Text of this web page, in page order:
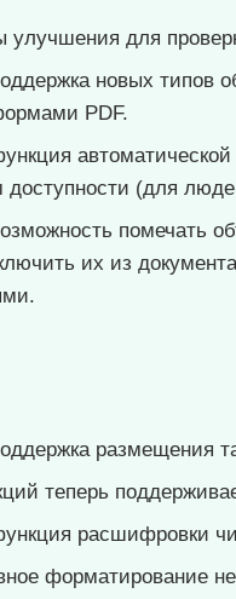
улучшения для
новых типов
PDF.
автоматической
доступности (для
помечать
их из
размещения
теперь
расшифровки
форматирование не